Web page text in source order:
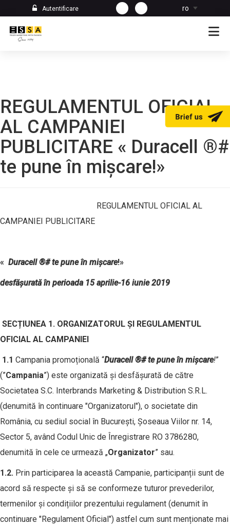
Autentificare ro
REGULAMENTUL OFICIAL
AL CAMPANIEI
PUBLICITARE « Duracell ®#
te pune în mișcare!»
REGULAMENTUL OFICIAL AL
CAMPANIEI PUBLICITARE
« Duracell ®# te pune în mișcare!»
desfășurată în perioada 15 aprilie-16 iunie 2019
SECȚIUNEA 1. ORGANIZATORUL ȘI REGULAMENTUL
OFICIAL AL CAMPANIEI
1.1 Campania promoțională “Duracell ®# te pune în mișcare!”
(”Campania”) este organizată și desfășurată de către
Societatea S.C. Interbrands Marketing & Distribution S.R.L.
(denumită în continuare "Organizatorul"), o societate din
România, cu sediul social în București, Șoseaua Viilor nr. 14,
Sector 5, având Codul Unic de Înregistrare RO 3786280,
denumită în cele ce urmează „Organizator” sau.
1.2. Prin participarea la această Campanie, participanții sunt de
acord să respecte și să se conformeze tuturor prevederilor,
termenilor și condițiilor prezentului regulament (denumit în
continuare "Regulament Oficial") astfel cum sunt menționate mai